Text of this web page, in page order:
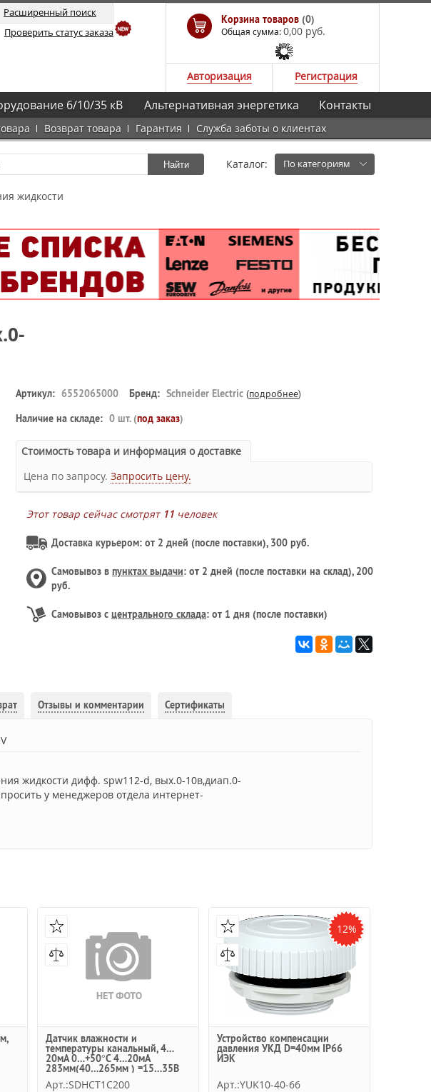
Расширенный поиск
Проверить статус заказа
Корзина товаров (0)
Общая сумма:0,00 руб.
Авторизация Регистрация
Возврат товара Гарантия Служба заботы о клиентах
6/10/35 кВ Альтернативная энергетика Контакты
Найти Каталог: По категориям
жидкости
Артикул: 6552065000 Бренд: Schneider Electric (подробнее)
Наличие на складе: 0 шт. (под заказ)
Стоимость товара и информация о доставке
Цена по запросу. Запросить цену.
Этот товар сейчас смотрят 11 человек
Доставка курьером: от 2 дней (после поставки), 300 руб.
Самовывоз в пунктах выдачи: от 2 дней (после поставки на склад), 200
руб.
Самовывоз с центрального склада: от 1 дня (после поставки)
Отзывы и комментарии Сертификаты
жидкости дифф. spw112-d, вых.0-10в,диап.0-
у менеджеров отдела интернет-
Датчик влажности и
температуры канальный, 4…
20мА 0…+50°С 4…20мА
283мм(40…265мм ) =15…35В
Systeme Electric
Арт.:SDHCT1C200
12%
Устройство компенсации
давления УКД D=40мм IP66
ИЭК
Арт.:YUK10-40-66